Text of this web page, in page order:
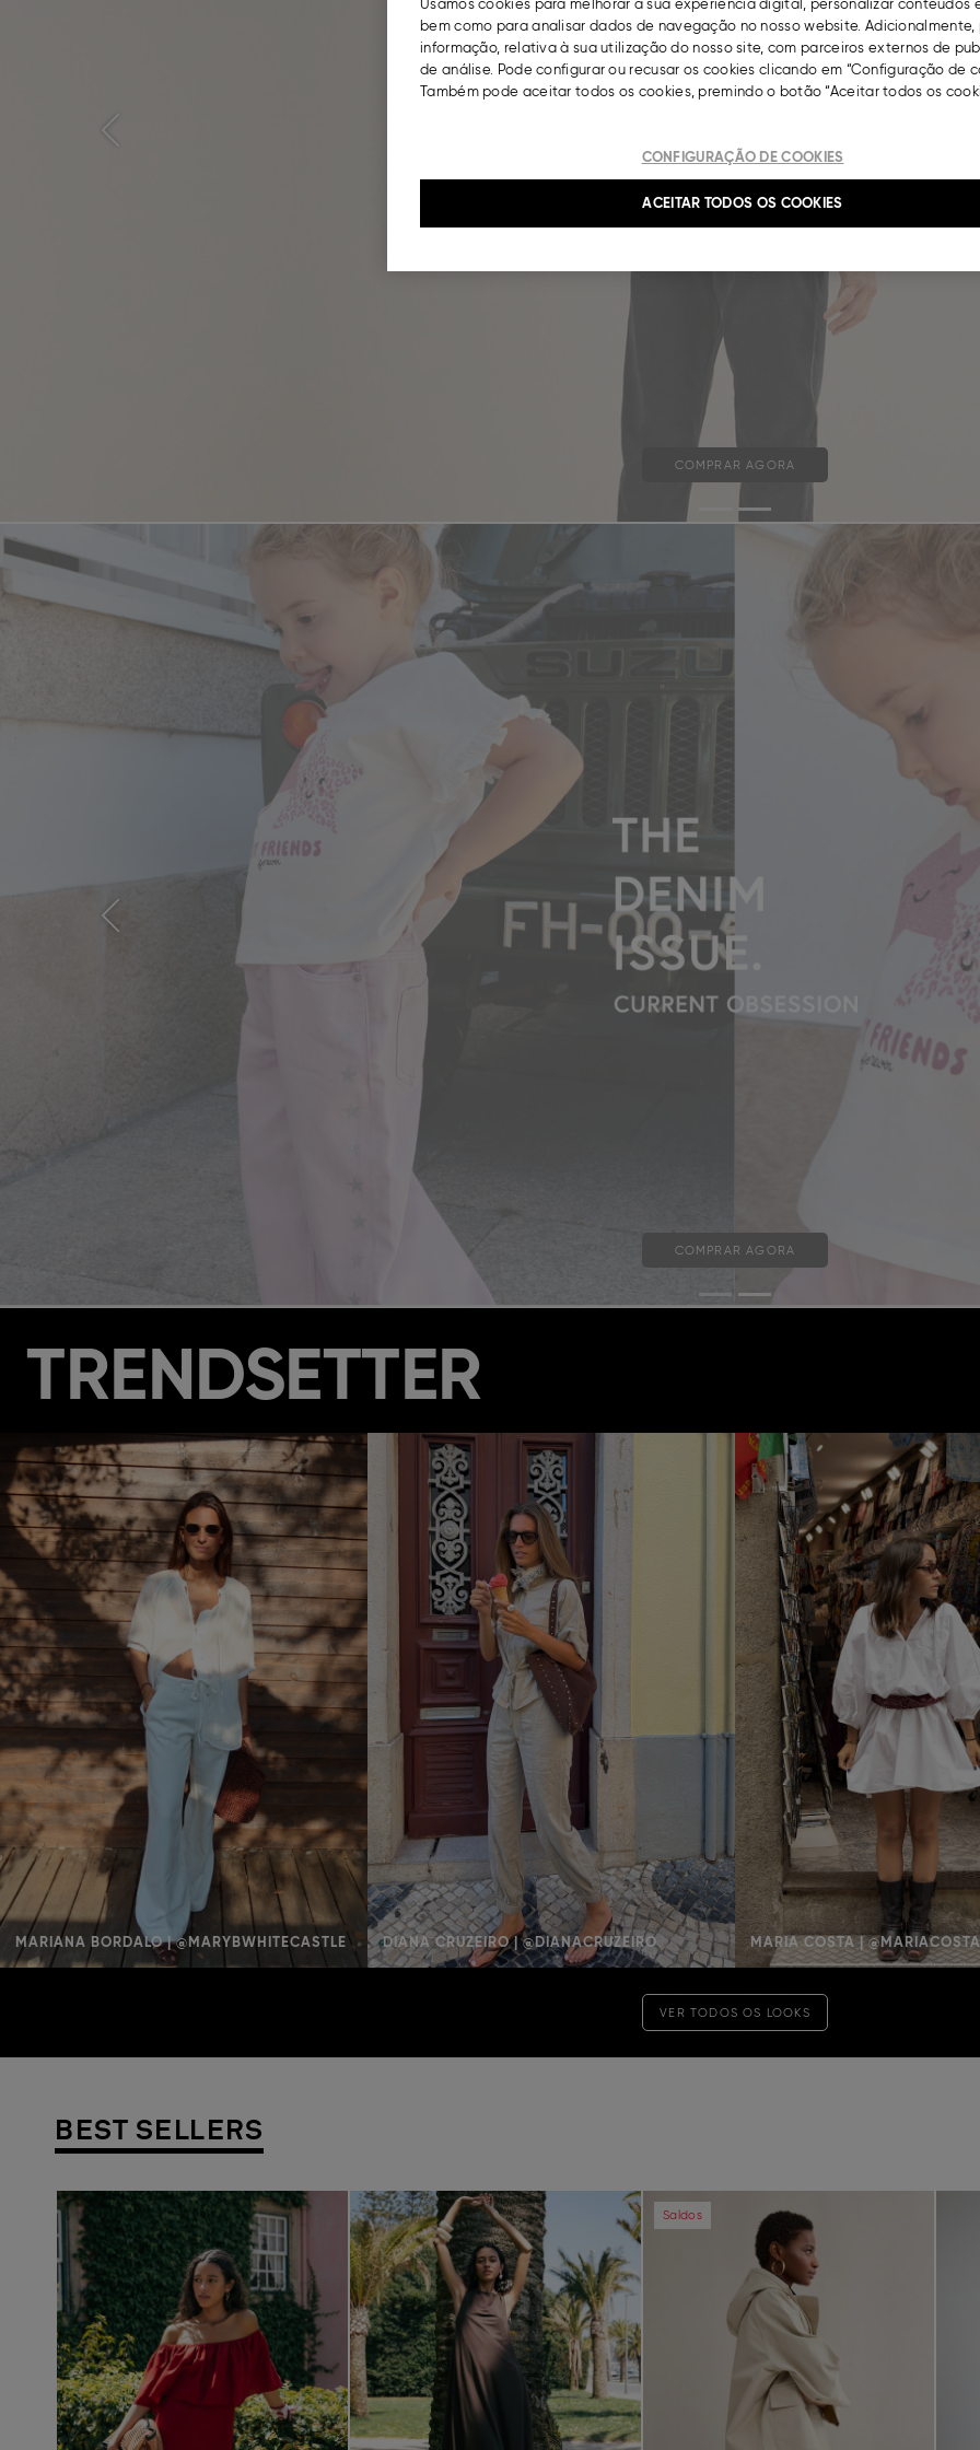
COMPRAR AGORA
Previous
COMPRAR AGORA
Previous
TRENDSETTER
MARIANA BORDALO | @MARYBWHITECASTLE DIANA CRUZEIRO | @DIANACRUZEIRO MARIA COSTA |
VER TODOS OS LOOKS
BEST SELLERS
Previous Previous Next
Saldos
Previous
Usamos cookies para melhorar a sua experiência digital, personalizar conteúdos
bem como para analisar dados de navegação no nosso website.
informação, relativa à sua utilização do nosso site, com parceiros externos de
de análise. Pode configurar ou recusar os cookies clicando em “Configuração de
Também pode aceitar todos os cookies, premindo o botão “Aceitar todos os
CONFIGURAÇÃO DE COOKIES
ACEITAR TODOS OS COOKIES